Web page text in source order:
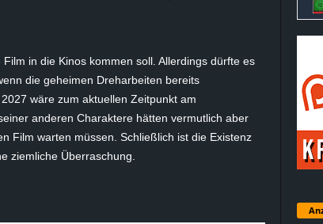
in die Kinos kommen soll. Allerdings dürfte es
die geheimen Dreharbeiten bereits
wäre zum aktuellen Zeitpunkt am
anderen Charaktere hätten vermutlich aber
Film warten müssen. Schließlich ist die Existenz
ziemliche Überraschung.